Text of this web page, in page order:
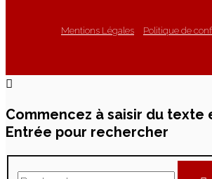
Mentions Légales Politique de
Commencez à saisir du texte
Entrée pour rechercher
Rechercher